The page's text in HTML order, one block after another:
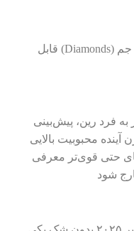
این اسکین‌ها در رویدادهای ویژه و با جم (Diamonds) قابل
فرد رین، پیش‌بینی
محبوبیت بالایی
حتی قوی‌تر معرفی
شود